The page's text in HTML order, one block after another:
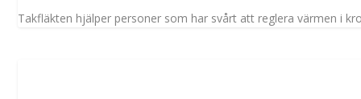
Takfläkten hjälper personer som har svårt att reglera värmen i